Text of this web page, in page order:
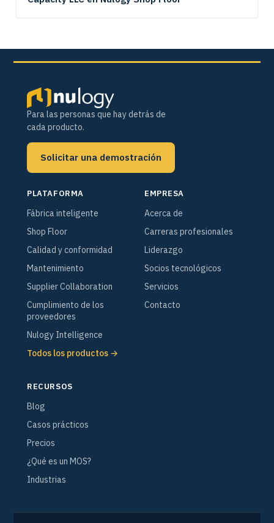
Para las personas que hay detrás de
cada producto.
Solicitar una demostración
PLATAFORMA
Fábrica inteligente
Shop Floor
Calidad y conformidad
Mantenimiento
Supplier Collaboration
Cumplimiento de los
proveedores
Nulogy Intelligence
Todos los productos →
EMPRESA
Acerca de
Carreras profesionales
Liderazgo
Socios tecnológicos
Servicios
Contacto
RECURSOS
Blog
Casos prácticos
Precios
¿Qué es un MOS?
Industrias